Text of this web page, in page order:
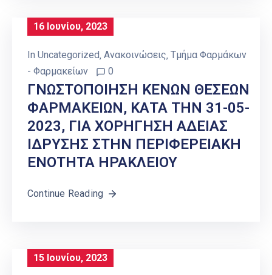
16 Ιουνίου, 2023
In Uncategorized‚ Ανακοινώσεις‚ Τμήμα Φαρμάκων
- Φαρμακείων
0
ΓΝΩΣΤΟΠΟΙΗΣΗ ΚΕΝΩΝ ΘΕΣΕΩΝ
ΦΑΡΜΑΚΕΙΩΝ, ΚΑΤΑ ΤΗΝ 31-05-
2023, ΓΙΑ ΧΟΡΗΓΗΣΗ ΑΔΕΙΑΣ
ΙΔΡΥΣΗΣ ΣΤΗΝ ΠΕΡΙΦΕΡΕΙΑΚΗ
ΕΝΟΤΗΤΑ ΗΡΑΚΛΕΙΟΥ
Continue Reading
15 Ιουνίου, 2023